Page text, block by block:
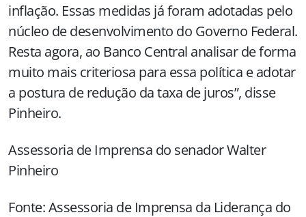
inflação. Essas medidas já foram adotadas pelo
núcleo de desenvolvimento do Governo Federal.
Resta agora, ao Banco Central analisar de forma
muito mais criteriosa para essa política e adotar
a postura de redução da taxa de juros”, disse
Pinheiro.
Assessoria de Imprensa do senador Walter
Pinheiro
Fonte: Assessoria de Imprensa da Liderança do